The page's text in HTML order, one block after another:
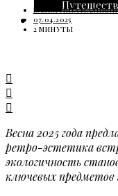
ГОРОСКОП
ВАЛЕНТИНА
07.04.2025
2 МИНУТЫ
Весна 2025 года
ретро-эстетика
экологичность
ключевых предметов